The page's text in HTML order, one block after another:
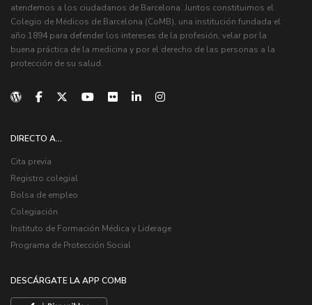
atendemos a los ciudadanos de Barcelona. Juntos constituimos el
Colegio de Médicos de Barcelona (CoMB), una institución fundada el
año 1894 para defender los intereses de la profesión, velar por la
buena práctica de la medicina y por el derecho de las personas a la
protección de su salud.
DIRECTO A...
Cita previa
Registro colegial
Bolsa de empleo
Colegiación
Instituto de Formación Médica y Liderage
Programa de Protección Social
DESCÁRGATE LA APP COMB